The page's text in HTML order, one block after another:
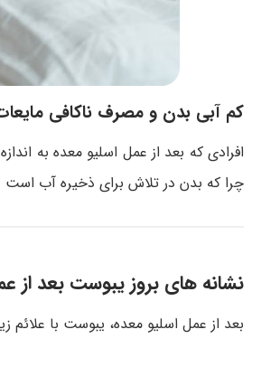
کم آبی بدن و مصرف ناکافی
افرادی که بعد از عمل اسلیو معده به
چرا که بدن در تلاش برای ذخیره آب است
نشانه های بروز یبوست بعد از
بعد از عمل اسلیو معده، یبوست با علائم